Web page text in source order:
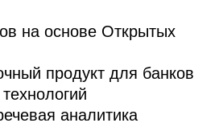
на основе Открытых
продукт для банков
аналитика